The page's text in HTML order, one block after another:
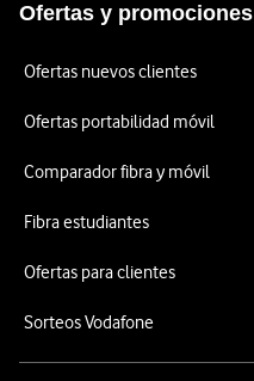
Ofertas y promociones
Ofertas nuevos clientes
Ofertas portabilidad móvil
Comparador fibra y móvil
Fibra estudiantes
Ofertas para clientes
Sorteos Vodafone